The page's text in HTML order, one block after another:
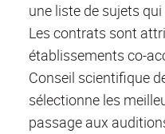
une liste de sujets
Les contrats sont
établissements co-
Conseil scientifique
sélectionne les
passage aux